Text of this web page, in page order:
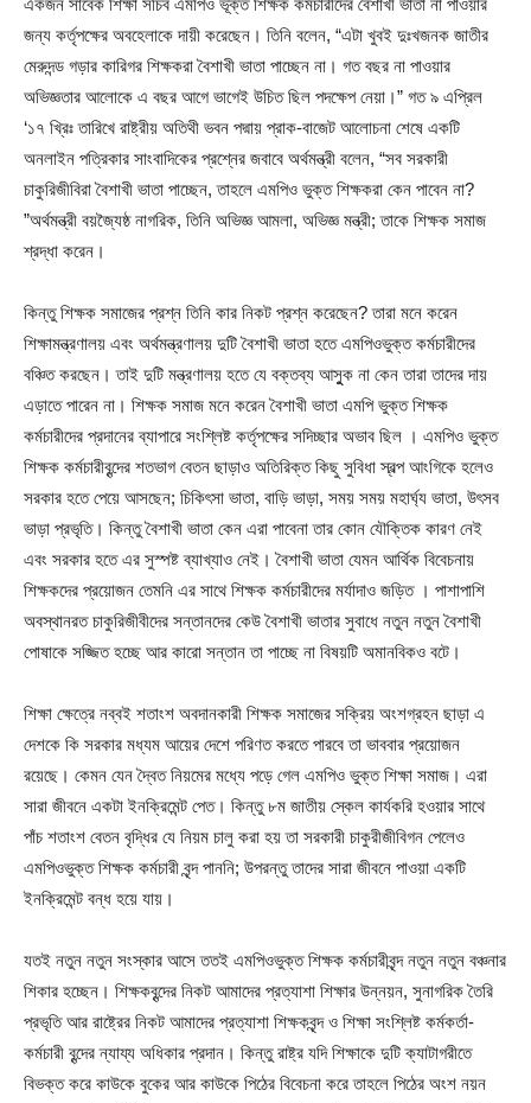
একজন সাবেক শিক্ষা সচিব এমপিও ভূক্ত শিক্ষক কর্মচারীদের বৈশাখী ভাতা না পাওয়ার
জন্য কর্তৃপক্ষের অবহেলাকে দায়ী করেছেন। তিনি বলেন, “এটা খুবই দুঃখজনক জাতীর
মেরুদন্ড গড়ার কারিগর শিক্ষকরা বৈশাখী ভাতা পাচ্ছেন না। গত বছর না পাওয়ার
অভিজ্ঞতার আলোকে এ বছর আগে ভাগেই উচিত ছিল পদক্ষেপ নেয়া।” গত ৯ এপ্রিল
‘১৭ খ্রিঃ তারিখে রাষ্ট্রীয় অতিথী ভবন পদ্মায় প্রাক-বাজেট আলোচনা শেষে একটি
অনলাইন পত্রিকার সাংবাদিকের প্রশ্নের জবাবে অর্থমন্ত্রী বলেন, “সব সরকারী
চাকুরিজীবিরা বৈশাখী ভাতা পাচ্ছেন, তাহলে এমপিও ভুক্ত শিক্ষকরা কেন পাবেন না?
”অর্থমন্ত্রী বয়জ্যৈষ্ঠ নাগরিক, তিনি অভিজ্ঞ আমলা, অভিজ্ঞ মন্ত্রী; তাকে শিক্ষক সমাজ
শ্রদ্ধা করেন।
কিন্তু শিক্ষক সমাজের প্রশ্ন তিনি কার নিকট প্রশ্ন করেছেন? তারা মনে করেন
শিক্ষামন্ত্রণালয় এবং অর্থমন্ত্রণালয় দুটি বৈশাখী ভাতা হতে এমপিওভুক্ত কর্মচারীদের
বঞ্চিত করছেন। তাই দুটি মন্ত্রণালয় হতে যে বক্তব্য আসুুক না কেন তারা তাদের দায়
এড়াতে পারেন না। শিক্ষক সমাজ মনে করেন বৈশাখী ভাতা এমপি ভুক্ত শিক্ষক
কর্মচারীদের প্রদানের ব্যাপারে সংশ্লিষ্ট কর্তৃপক্ষের সদিচ্ছার অভাব ছিল । এমপিও ভুক্ত
শিক্ষক কর্মচারীবৃন্দের শতভাগ বেতন ছাড়াও অতিরিক্ত কিছু সুবিধা স্বল্প আংগিকে হলেও
সরকার হতে পেয়ে আসছেন; চিকিৎসা ভাতা, বাড়ি ভাড়া, সময় সময় মহার্ঘ্য ভাতা, উৎসব
ভাড়া প্রভৃতি। কিন্তু বৈশাখী ভাতা কেন এরা পাবেনা তার কোন যৌক্তিক কারণ নেই
এবং সরকার হতে এর সুস্পষ্ট ব্যাখ্যাও নেই। বৈশাখী ভাতা যেমন আর্থিক বিবেচনায়
শিক্ষকদের প্রয়োজন তেমনি এর সাথে শিক্ষক কর্মচারীদের মর্যাদাও জড়িত । পাশাপাশি
অবস্থানরত চাকুরিজীবীদের সন্তানদের কেউ বৈশাখী ভাতার সুবাধে নতুন নতুন বৈশাখী
পোষাকে সজ্জিত হচ্ছে আর কারো সন্তান তা পাচ্ছে না বিষয়টি অমানবিকও বটে।
শিক্ষা ক্ষেত্রে নব্বই শতাংশ অবদানকারী শিক্ষক সমাজের সক্রিয় অংশগ্রহন ছাড়া এ
দেশকে কি সরকার মধ্যম আয়ের দেশে পরিণত করতে পারবে তা ভাববার প্রয়োজন
রয়েছে। কেমন যেন দ্বৈত নিয়মের মধ্যে পড়ে গেল এমপিও ভুক্ত শিক্ষা সমাজ। এরা
সারা জীবনে একটা ইনক্রিমেন্ট পেত। কিন্তু ৮ম জাতীয় স্কেল কার্যকরি হওয়ার সাথে
পাঁচ শতাংশ বেতন বৃদ্ধির যে নিয়ম চালু করা হয় তা সরকারী চাকুরীজীবিগন পেলেও
এমপিওভুক্ত শিক্ষক কর্মচারী বৃন্দ পাননি; উপরন্তু তাদের সারা জীবনে পাওয়া একটি
ইনক্রিমেন্ট বন্ধ হয়ে যায়।
যতই নতুন নতুন সংস্কার আসে ততই এমপিওভুক্ত শিক্ষক কর্মচারীবৃন্দ নতুন নতুন বঞ্চনার
শিকার হচ্ছেন। শিক্ষকবৃন্দের নিকট আমাদের প্রত্যাশা শিক্ষার উন্নয়ন, সুনাগরিক তৈরি
প্রভৃতি আর রাষ্ট্রের নিকট আমাদের প্রত্যাশা শিক্ষকবৃন্দ ও শিক্ষা সংশ্লিষ্ট কর্মকর্তা-
কর্মচারী বৃন্দের ন্যায্য অধিকার প্রদান। কিন্তু রাষ্ট্র যদি শিক্ষাকে দুটি ক্যাটাগরীতে
বিভক্ত করে কাউকে বুকের আর কাউকে পিঠের বিবেচনা করে তাহলে পিঠের অংশ নয়ন